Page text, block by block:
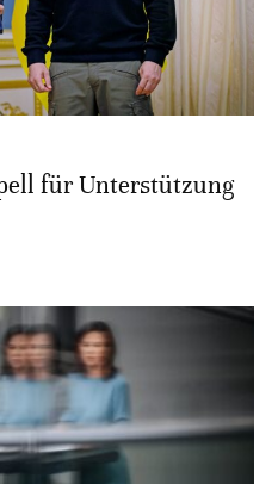
für Unterstützung